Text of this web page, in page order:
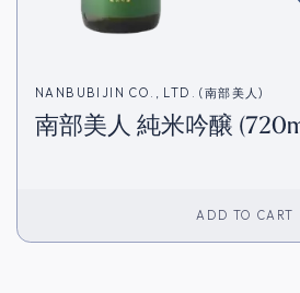
NANBUBIJIN CO., LTD. (南部美人)
南部美人 純米吟醸
ADD TO CART